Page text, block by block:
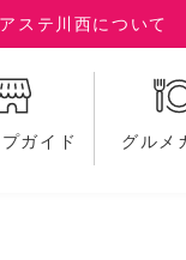
アステ川西について
ガイド グルメ